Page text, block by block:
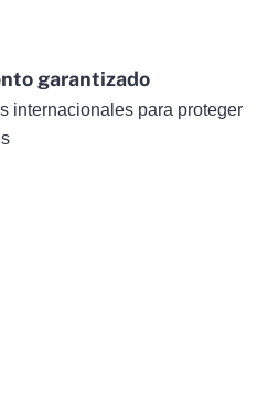
garantizado
internacionales para proteger